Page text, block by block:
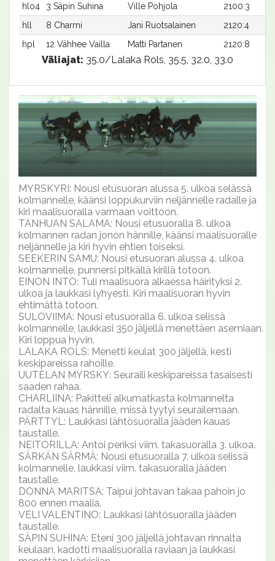
hlo4
3 Säpin Suhina Ville Pohjola
2100:3
hll
8 Charmi Jani Ruotsalainen
2120:4
hpl
12 Vähhee Vailla Matti Partanen 2120:8
Väliajat: 35.0/Lalaka Rols, 35.5, 32.0, 33.0
MYRSKYRI: Nousi etusuoran alussa 5. ulkoa selässä
kolmannelle, käänsi loppukurviin neljännelle radalle ja
kiri maalisuoralla varmaan voittoon.
TANHUAN SALAMA: Nousi etusuoralla 8. ulkoa
kolmannen radan jonon hännille, käänsi maalisuoralle
neljännelle ja kiri hyvin ehtien toiseksi.
SEEKERIN SAMU: Nousi etusuoran alussa 4. ulkoa
kolmannelle, punnersi pitkällä kirillä totoon.
EINON INTO: Tuli maalisuora alkaessa häirityksi 2.
ulkoa ja laukkasi lyhyesti. Kiri maalisuoran hyvin
ehtimättä totoon.
SULOVIIMA: Nousi etusuoralla 6. ulkoa selissä
kolmannelle, laukkasi 350 jäljellä menettäen asemiaan.
Kiri loppua hyvin.
LALAKA ROLS: Menetti keulat 300 jäljellä, kesti
keskipareissa rahoille.
UUTELAN MYRSKY: Seuraili keskipareissa tasaisesti
saaden rahaa.
CHARLIINA: Pakitteli alkumatkasta kolmannelta
radalta kauas hännille, missä tyytyi seurailemaan.
PÄRTTYL: Laukkasi lähtösuoralla jääden kauas
taustalle.
NEITORILLA: Antoi periksi viim. takasuoralla 3. ulkoa.
SÄRKÄN SÄRMÄ: Nousi etusuoralla 7. ulkoa selissä
kolmannelle, laukkasi viim. takasuoralla jääden
taustalle.
DONNA MARITSA: Taipui johtavan takaa pahoin jo
800 ennen maalia.
VELI VALENTINO: Laukkasi lähtösuoralla jääden
taustalle.
SÄPIN SUHINA: Eteni 300 jäljellä johtavan rinnalta
keulaan, kadotti maalisuoralla raviaan ja laukkasi